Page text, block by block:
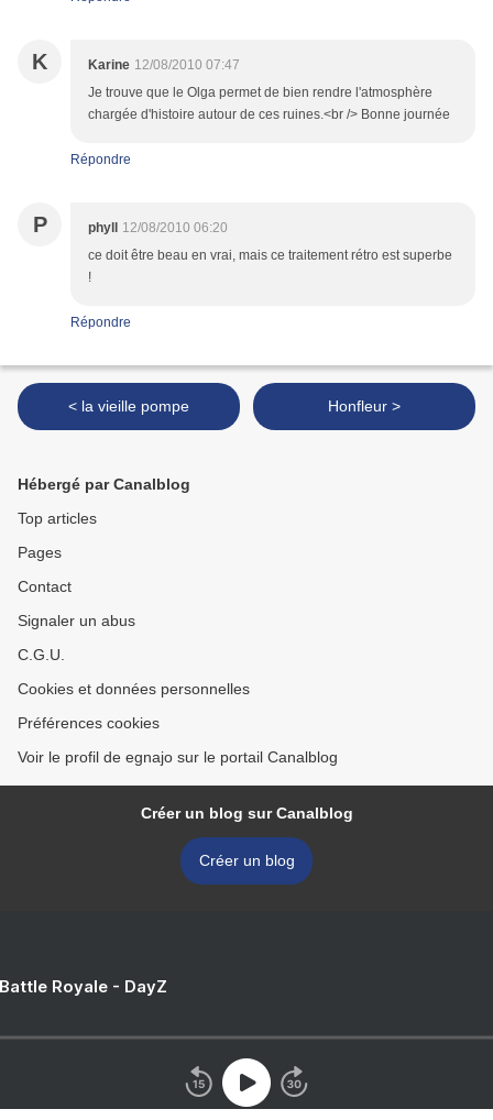
K Karine 12/08/2010 07:47
Je trouve que le Olga permet de bien rendre l'atmosphère
chargée d'histoire autour de ces ruines.<br /> Bonne journée
Répondre
P phyll
12/08/2010 06:20
ce doit être beau en vrai, mais ce traitement rétro est superbe
!
Répondre
< la vieille pompe Honfleur >
Hébergé par Canalblog
Top articles
Pages
Contact
Signaler un abus
C.G.U.
Cookies et données personnelles
Préférences cookies
Voir le profil de egnajo sur le portail Canalblog
Créer un blog sur Canalblog
Créer un blog
Royale - DayZ